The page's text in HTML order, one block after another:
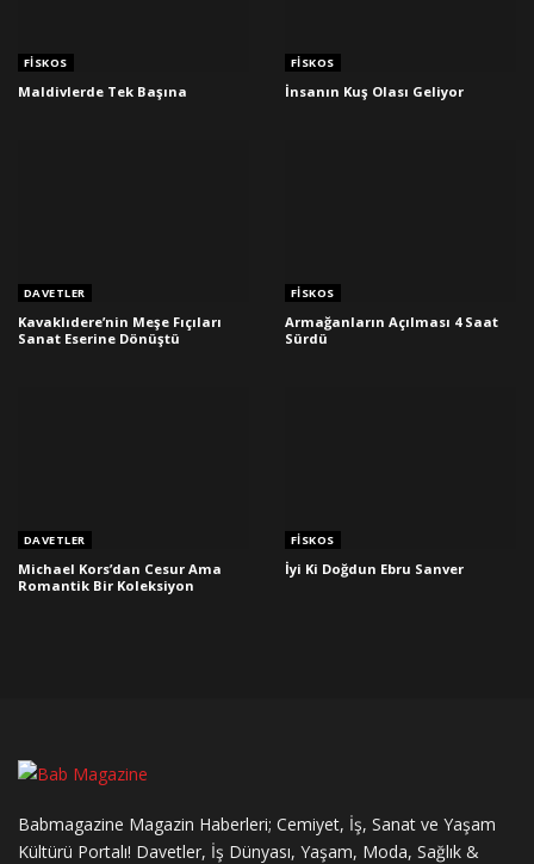
FISKOS
Maldivlerde Tek Başına
FISKOS
İnsanın Kuş Olası Geliyor
DAVETLER
Kavaklıdere’nin Meşe Fıçıları
Sanat Eserine Dönüştü
FISKOS
Armağanların Açılması 4 Saat
Sürdü
DAVETLER
Michael Kors’dan Cesur Ama
Romantik Bir Koleksiyon
FISKOS
İyi Ki Doğdun Ebru Sanver
Babmagazine Magazin Haberleri; Cemiyet, İş, Sanat ve Yaşam
Kültürü Portalı! Davetler, İş Dünyası, Yaşam, Moda, Sağlık &